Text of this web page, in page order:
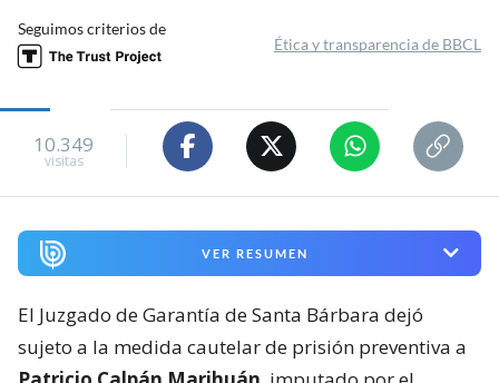
Seguimos criterios de
Ética y transparencia de BBCL
10.349
visitas
VER RESUMEN
El Juzgado de Garantía de Santa Bárbara dejó
sujeto a la medida cautelar de prisión preventiva a